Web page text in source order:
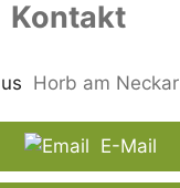
the
ensure
that
you
are
Kontakt
Horb am Neckar
E-Mail